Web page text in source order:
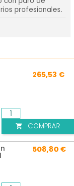
profesionales.
265,53 €
 COMPRAR
508,80 €